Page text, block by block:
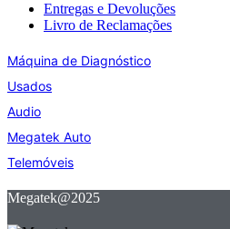
Entregas e Devoluções
Livro de Reclamações
Máquina de Diagnóstico
Usados
Audio
Megatek Auto
Telemóveis
Megatek@2025